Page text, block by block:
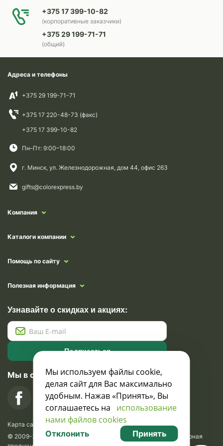
+375 17 399-10-82
(корпоративные заказчики)
+375 29 199-71-71
(общий)
Адреса и телефоны
+375 29 199-71-71
+375 17 220-48-73 (факс)
+375 17 399-10-82
Пн–Пт: 9:00–18:00
г. Минск, ул. Железнодорожная, дом 44, офис 263
gifts@colorexpress.by
Компания
Каталоги компании
Помощь по сайту
Полезная информация
Узнавайте о скидках и акциях:
Подписаться
Мы в социальных сетях
Карта сайта
© 2009-2026 Krasavik.by. Сувениры оптом. Рекламно-сувенирная
Мы используем файлы cookie,
делая сайт для Вас максимально
удобным. Нажав «Принять», Вы
соглашаетесь на использование
нами файлов cookies
Отклонить Принять